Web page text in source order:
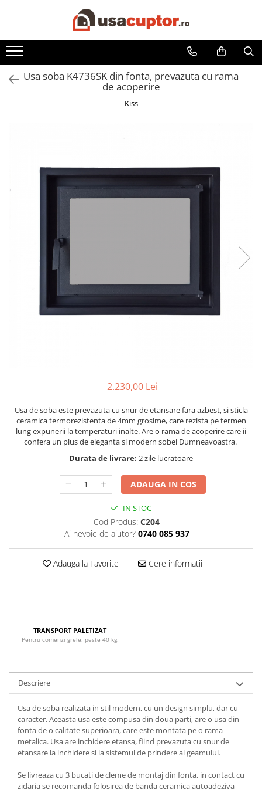
Accesorii si componente
Cuptor soba
Admisie aer pentru ardere
Aprindere si intretinere
Usa soba K4736SK din fonta, prevazuta cu rama
de acoperire
Kiss
2.230,00 Lei
Usa de soba este prevazuta cu snur de etansare fara azbest, si sticla
ceramica termorezistenta de 4mm grosime, care rezista pe termen
lung expunerii la temperaturi inalte. Are o rama de acoperire care ii
confera un plus de eleganta si modern sobei Dumneavoastra.
Durata de livrare: 2 zile lucratoare
ADAUGA IN COS
IN STOC
Cod Produs: C204
Ai nevoie de ajutor? 0740 085 937
Adauga la Favorite Cere informatii
TRANSPORT PALETIZAT
Pentru comenzi grele, peste 40 kg.
Descriere
Usa de soba realizata in stil modern, cu un design simplu, dar cu
caracter. Aceasta usa este compusa din doua parti, are o usa din
fonta de o calitate superioara, care este montata pe o rama
metalica. Usa are inchidere etansa, fiind prevazuta cu snur de
etansare la inchidere si la sistemul de prindere al geamului.
Se livreaza cu 3 bucati de cleme de montaj din fonta, in contact cu
zidaria se recomanda folosirea de banda ceramica autoadeziva